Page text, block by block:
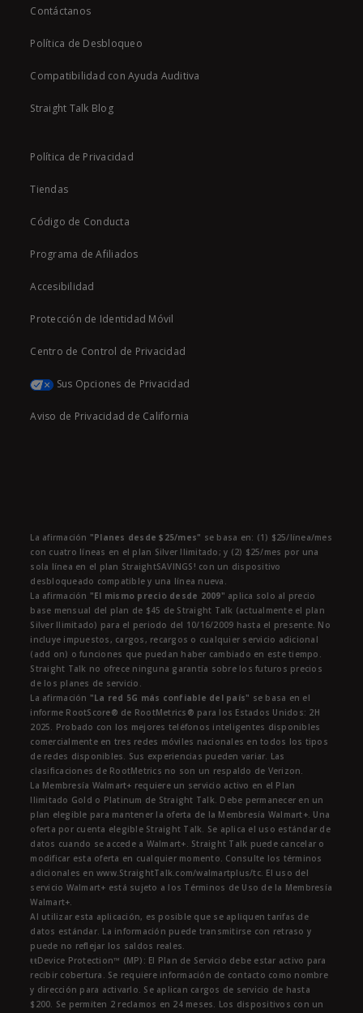
Contáctanos
Política de Desbloqueo
Compatibilidad con Ayuda Auditiva
Straight Talk Blog
Política de Privacidad
Tiendas
Código de Conducta
Programa de Afiliados
Accesibilidad
Protección de Identidad Móvil
Centro de Control de Privacidad
Sus Opciones de Privacidad
Aviso de Privacidad de California
La afirmación "Planes desde $25/mes" se basa en: (1) $25/línea/mes
con cuatro líneas en el plan Silver Ilimitado; y (2) $25/mes por una
sola línea en el plan StraightSAVINGS! con un dispositivo
desbloqueado compatible y una línea nueva.
La afirmación "El mismo precio desde 2009" aplica solo al precio
base mensual del plan de $45 de Straight Talk (actualmente el plan
Silver Ilimitado) para el periodo del 10/16/2009 hasta el presente. No
incluye impuestos, cargos, recargos o cualquier servicio adicional
(add on) o funciones que puedan haber cambiado en este tiempo.
Straight Talk no ofrece ninguna garantía sobre los futuros precios
de los planes de servicio.
La afirmación "La red 5G más confiable del país" se basa en el
informe RootScore® de RootMetrics® para los Estados Unidos: 2H
2025. Probado con los mejores teléfonos inteligentes disponibles
comercialmente en tres redes móviles nacionales en todos los tipos
de redes disponibles. Sus experiencias pueden variar. Las
clasificaciones de RootMetrics no son un respaldo de Verizon.
La Membresía Walmart+ requiere un servicio activo en el Plan
Ilimitado Gold o Platinum de Straight Talk. Debe permanecer en un
plan elegible para mantener la oferta de la Membresía Walmart+. Una
oferta por cuenta elegible Straight Talk. Se aplica el uso estándar de
datos cuando se accede a Walmart+. Straight Talk puede cancelar o
modificar esta oferta en cualquier momento. Consulte los términos
adicionales en www.StraightTalk.com/walmartplus/tc. El uso del
servicio Walmart+ está sujeto a los Términos de Uso de la Membresía
Walmart+.
Al utilizar esta aplicación, es posible que se apliquen tarifas de
datos estándar. La información puede transmitirse con retraso y
puede no reflejar los saldos reales.
ŧŧDevice Protection™ (MP): El Plan de Servicio debe estar activo para
recibir cobertura. Se requiere información de contacto como nombre
y dirección para activarlo. Se aplican cargos de servicio de hasta
$200. Se permiten 2 reclamos en 24 meses. Los dispositivos con un